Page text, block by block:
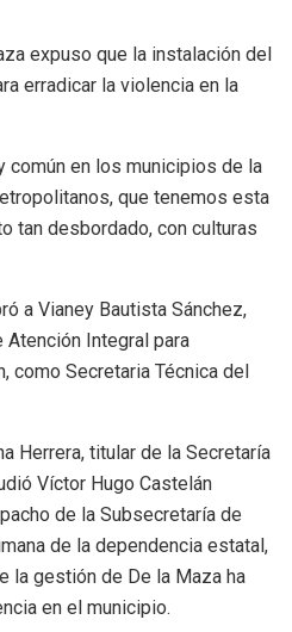
expuso que la instalación del
erradicar la violencia en la
común en los municipios de la
que tenemos esta
tan desbordado, con culturas
a Vianey Bautista Sánchez,
Atención Integral para
como Secretaria Técnica del
Herrera, titular de la Secretaría
Víctor Hugo Castelán
de la Subsecretaría de
de la dependencia estatal,
la gestión de De la Maza ha
en el municipio.